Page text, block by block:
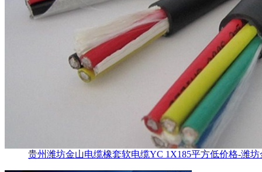
贵州潍坊金山电缆橡套软电缆YC 1X185平方低价格-潍坊